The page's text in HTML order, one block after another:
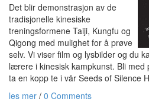
Det blir demonstrasjon av de
tradisjonelle kinesiske
treningsformene Taiji, Kungfu og
Qigong med mulighet for å prøve
selv. Vi viser film og lysbilder og du
lærere i kinesisk kampkunst. Bli med
ta en kopp te i vår Seeds of Silence
les mer / 0 Comments